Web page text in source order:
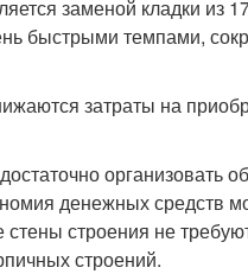
заменой кладки из
быстрыми темпами,
затраты на
организовать
денежных средств
строения не
строений.